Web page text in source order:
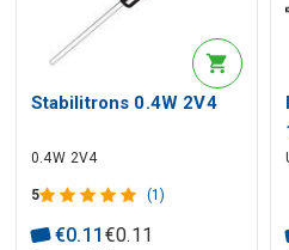
Mākslīgā intelekta apraksts
Stabilitrons 0.4W 2V4
0.4W 2V4
5 (1)
€0.11 €0.11